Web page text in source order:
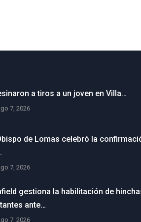
a tiros a un joven en Villa…
7, 2026
de Lomas celebró la
7, 2026
gestiona la habilitación de
ante…
7, 2026